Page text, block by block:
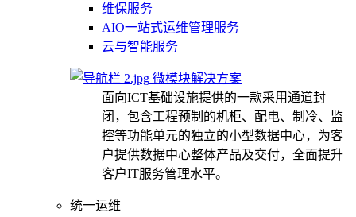
维保服务
AIO一站式运维管理服务
云与智能服务
微模块解决方案
面向ICT基础设施提供的一款采用通道封
闭，包含工程预制的机柜、配电、制冷、监
控等功能单元的独立的小型数据中心，为客
户提供数据中心整体产品及交付，全面提升
客户IT服务管理水平。
统一运维